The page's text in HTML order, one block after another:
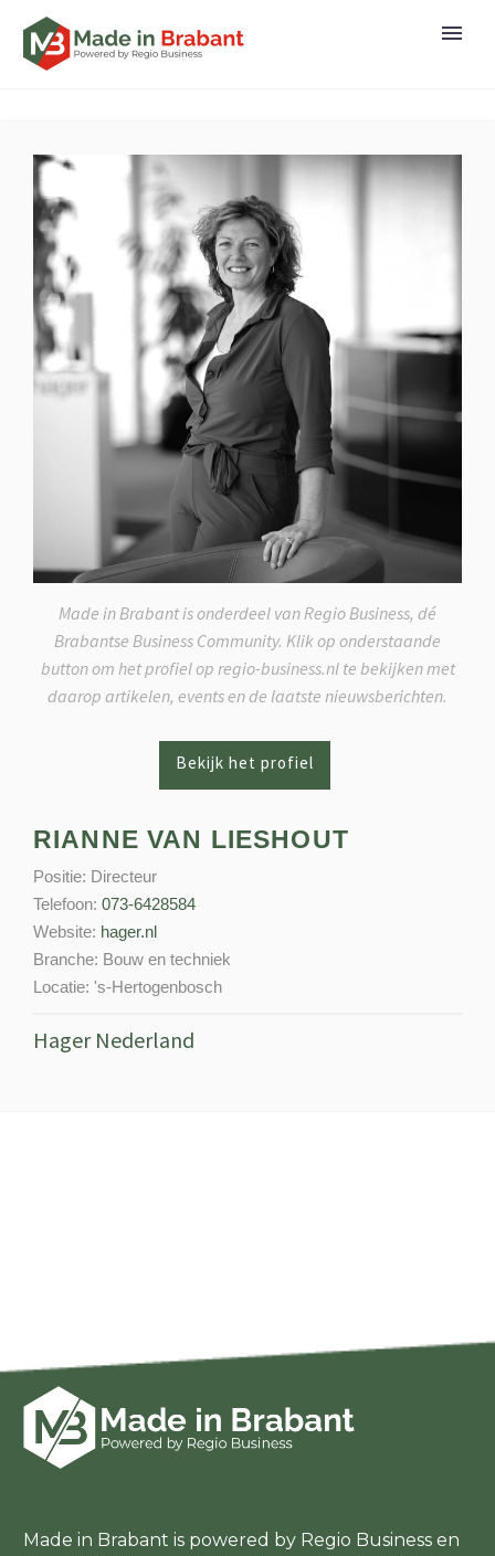
Made in Brabant is onderdeel van Regio Business, dé
Brabantse Business Community. Klik op onderstaande
button om het profiel op regio-business.nl te bekijken met
daarop artikelen, events en de laatste nieuwsberichten.
RIANNE VAN LIESHOUT
Positie: Directeur
Telefoon: 073-6428584
Website: hager.nl
Branche: Bouw en techniek
Locatie: 's-Hertogenbosch
Hager Nederland
Made in Brabant is powered by Regio Business en